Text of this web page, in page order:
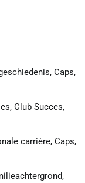
Caps,
Club Succes,
carrière, Caps,